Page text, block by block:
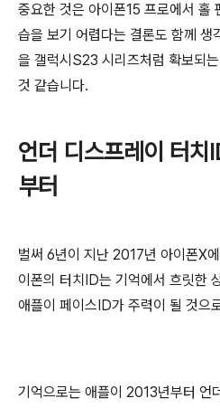
중요한 것은 아이폰15 프로에서 홀
습을 보기 어렵다는 결론도 함께 생
을 갤럭시S23 시리즈처럼 확보되
것 같습니다.
언더 디스프레이 터
부터
벌써 6년이 지난 2017년 아이폰X
이폰의 터치ID는 기억에서 흐릿한
애플이 페이스ID가 주력이 될 것으
기억으로는 애플이 2013년부터 언